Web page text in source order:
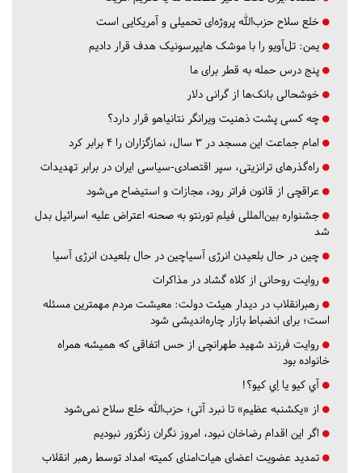
خلع سلاح حزب‌الله پروژه‌ای تحمیلی و آمریکایی است
یمن: تل‌آویو را با موشک هایپرسونیک هدف قرار دادیم
پنج درس‌ حمله به قطر برای ما
خوشحالی بانک‌ها از گرانی دلار
چه کسی پشت ذهنیت ویرانگر نتانیاهو قرار دارد؟
امام جماعت این مسجد در ۳ سال، نمازگزاران را ۴ برابر کرد
راه‌گذرهای ترانزیتی، سپر اقتصادی-سیاسی ایران در برابر تهدیدات
عراقچی از قانون فراتر رود، مجازات و استیضاح می‌شود
جشنواره بین‌المللی فیلم تورنتو به صحنه اعتراض علیه اسرائیل بدل
شد
چین در حال بلعیدن انرژی آسیاچین در حال بلعیدن انرژی آسیا
روایت روحانی از کلاه گشاد در مذاکرات
رهبرانقلاب در دیدار هیئت دولت: معیشت مردم مهمترین مسئله
است؛ برای انضباط بازار چاره‌اندیشی شود
روایت فرزند شهید طهرانچی از حس اتفاقی که همیشه همراه
خانواده بود
آي كيو يا اِي كيو؟!
از «یکشنبه عظیم» تا نبرد آتی؛ حزب‌الله خلع سلاح نمی‌شود
اگر این اقدام رضاخان نبود، امروز نگران زنگزور نبودیم
تمدید عضویت اعضای هیات‌امنای کمیته امداد توسط رهبر انقلاب